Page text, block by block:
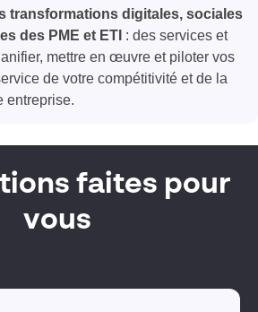
transformations digitales, sociales
des PME et ETI : ​des services et
mettre en œuvre et piloter vos
de votre compétitivité et de la
entreprise.
faites pour
vous